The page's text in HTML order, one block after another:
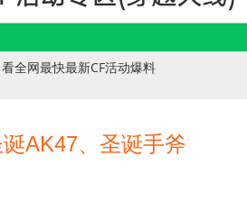
全网最快最新CF活动爆料
AK47、圣诞手斧